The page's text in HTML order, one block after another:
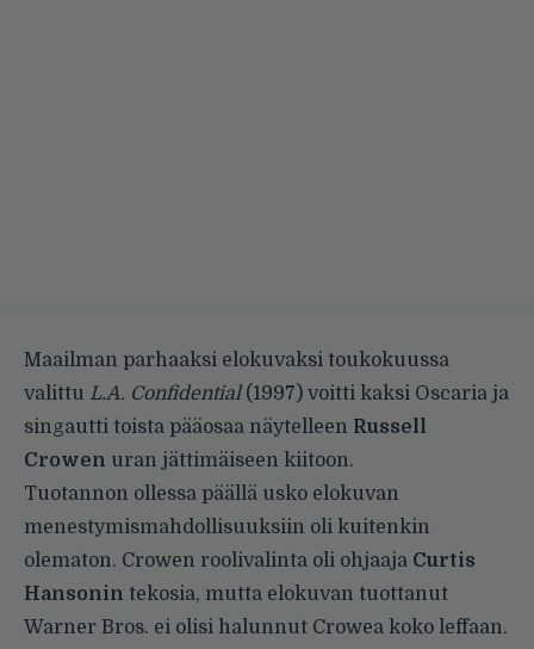
Maailman parhaaksi elokuvaksi toukokuussa
valittu L.A. Confidential(1997) voitti kaksi Oscaria ja
singautti toista pääosaa näytelleen Russell
Crowen uran jättimäiseen kiitoon.
Tuotannon ollessa päällä usko elokuvan
menestymismahdollisuuksiin oli kuitenkin
olematon. Crowen roolivalinta oli ohjaaja Curtis
Hansonin tekosia, mutta elokuvan tuottanut
Warner Bros. ei olisi halunnut Crowea koko leffaan.